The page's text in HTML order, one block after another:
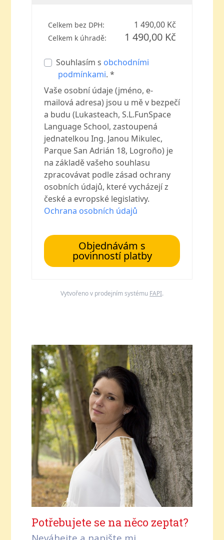
Celkem bez DPH: 1 490,00 Kč
Celkem k úhradě: 1 490,00 Kč
Souhlasím s obchodními
podmínkami. *
Vaše osobní údaje (jméno, e-
mailová adresa) jsou u mě v bezpečí
a budu (Lukasteach, S.L.FunSpace
Language School, zastoupená
jednatelkou Ing. Janou Mikulec,
Parque San Adrián 18, Logroño) je
na základě vašeho souhlasu
zpracovávat podle zásad ochrany
osobních údajů, které vycházejí z
české a evropské legislativy.
Ochrana osobních údajů
Objednávám s
povinností platby
Vytvořeno v prodejním systému FAPI.
Potřebujete se na něco zeptat?